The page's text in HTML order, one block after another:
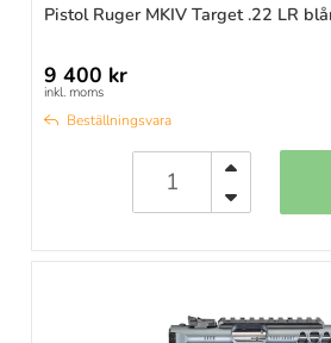
Pistol Ruger MKIV Target .22 LR
9 400 kr
inkl. moms
Beställningsvara